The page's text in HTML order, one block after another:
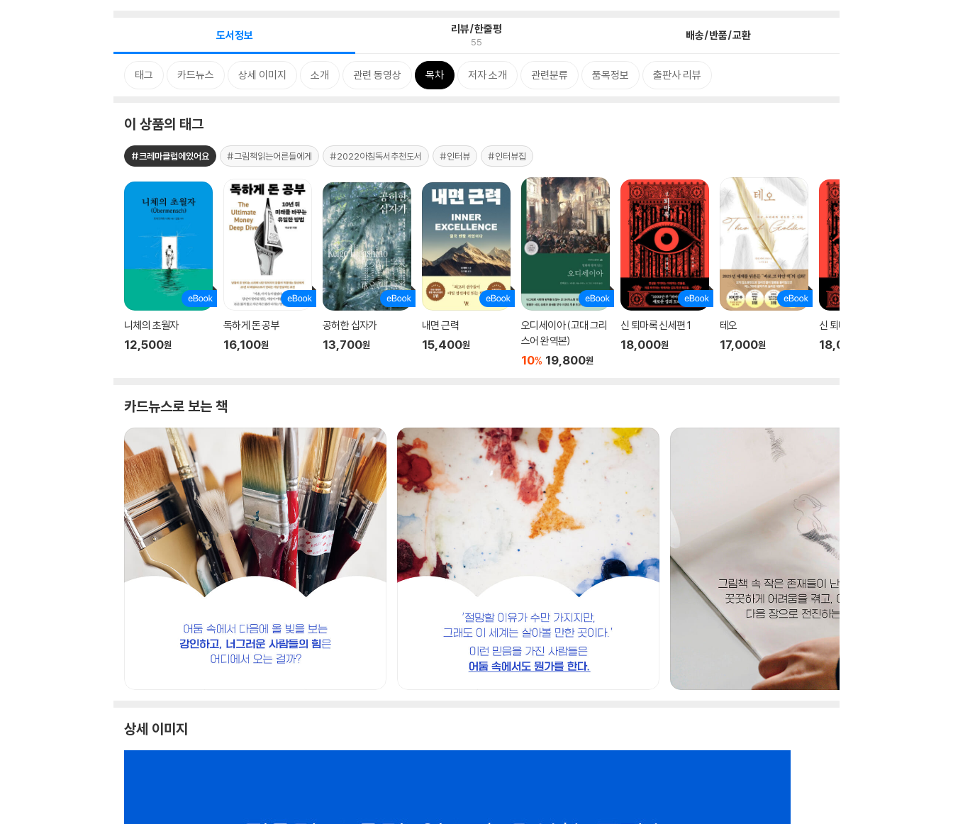
도서정보 리뷰/한줄평
55 배송/반품/교환
태그 카드뉴스 상세 이미지 소개 관련 동영상 목차 저자 소개 관련분류 품목정보 출판사 리뷰
이 상품의 태그
#크레마클럽에있어요 #그림책읽는어른들에게 #2022아침독서추천도서 #인터뷰 #인터뷰집
니체의 초월자
12,500원
독하게 돈 공부
16,100원
공허한 십자가
13,700원
내면 근력
15,400원
오디세이아 (고대 그리
스어 완역본)
10% 19,800원
신 퇴마록 신세편 1
18,000원
테오
17,000원
신 퇴마록 신세편 3
18,000
카드뉴스로 보는 책
상세 이미지